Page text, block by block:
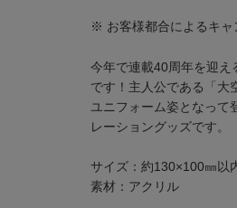
※ お客様都合によるキャ
今年で連載40周年を迎え
です！主人公である「大
ユニフォーム姿となって
レーショングッズです。
サイズ：約130×100㎜以
素材：アクリル